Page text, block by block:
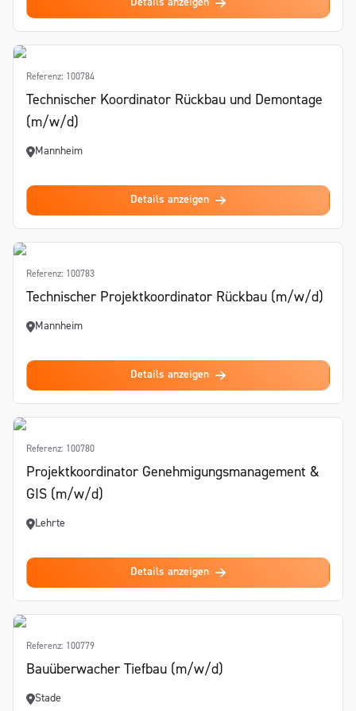
Details anzeigen
Referenz: 100784
Technischer Koordinator Rückbau und Demontage
(m/w/d)
Mannheim
Details anzeigen
Referenz: 100783
Technischer Projektkoordinator Rückbau (m/w/d)
Mannheim
Details anzeigen
Referenz: 100780
Projektkoordinator Genehmigungsmanagement &
GIS (m/w/d)
Lehrte
Details anzeigen
Referenz: 100779
Bauüberwacher Tiefbau (m/w/d)
Stade